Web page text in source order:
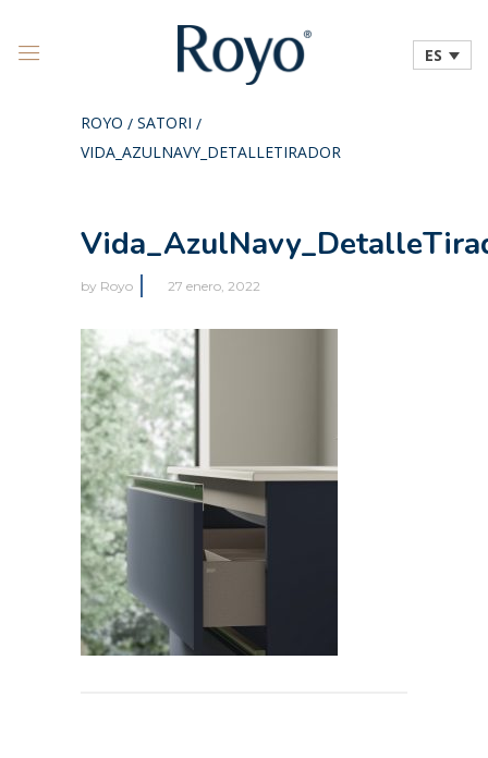
ES
ROYO / SATORI /
VIDA_AZULNAVY_DETALLETIRADOR
by Royo 27 enero, 2022